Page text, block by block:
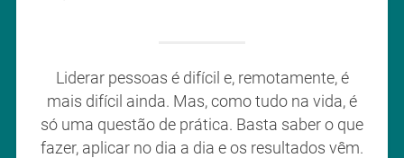
Liderar pessoas é difícil e, remotamente, é
mais difícil ainda. Mas, como tudo na vida, é
só uma questão de prática. Basta saber o que
fazer, aplicar no dia a dia e os resultados vêm.